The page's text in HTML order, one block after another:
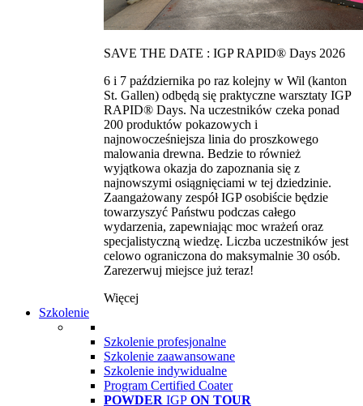
SAVE THE DATE : IGP RAPID® Days 2026
6 i 7 października po raz kolejny w Wil (kanton
St. Gallen) odbędą się praktyczne warsztaty IGP
RAPID® Days. Na uczestników czeka ponad
200 produktów pokazowych i
najnowocześniejsza linia do proszkowego
malowania drewna. Bedzie to również
wyjątkowa okazja do zapoznania się z
najnowszymi osiągnięciami w tej dziedzinie.
Zaangażowany zespół IGP osobiście będzie
towarzyszyć Państwu podczas całego
wydarzenia, zapewniając moc wrażeń oraz
specjalistyczną wiedzę. Liczba uczestników jest
celowo ograniczona do maksymalnie 30 osób.
Zarezerwuj miejsce już teraz!
Więcej
Szkolenie
Szkolenie profesjonalne
Szkolenie zaawansowane
Szkolenie indywidualne
Program Certified Coater
POWDER IGP ON TOUR